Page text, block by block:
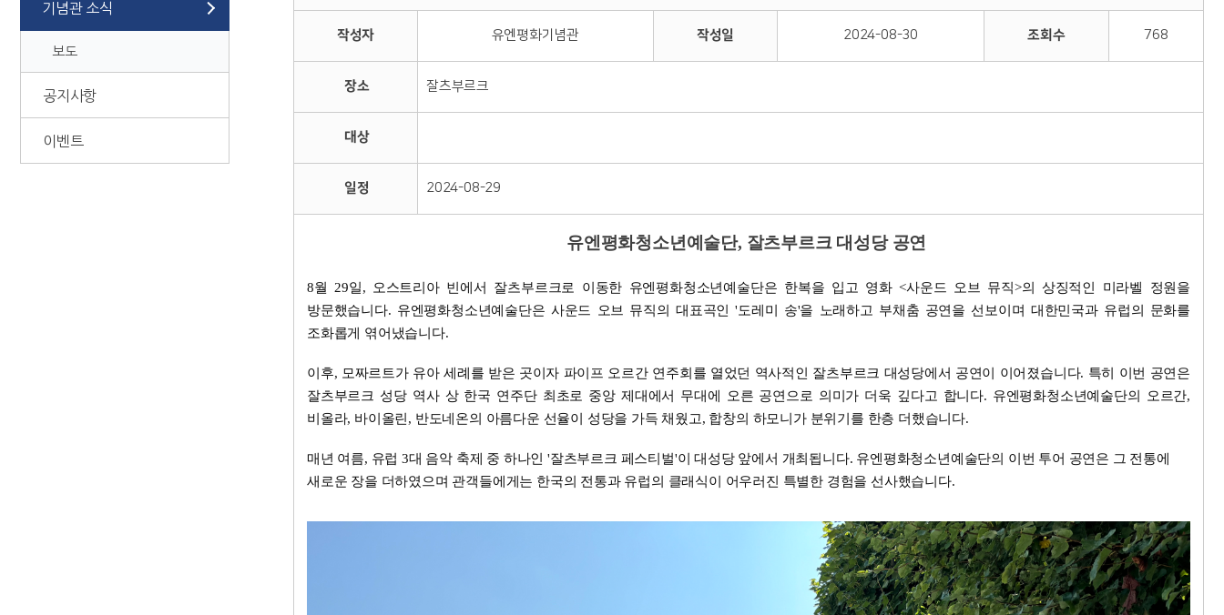
기념관 소식
보도
공지사항
이벤트
작성자 유엔평화기념관 작성일 2024-08-30 조회수 768
장소 잘츠부르크
대상
일정 2024-08-29
유엔평화청소년예술단, 잘츠부르크 대성당 공연
8월 29일, 오스트리아 빈에서 잘츠부르크로 이동한 유엔평화청소년예술단은 한복을 입고 영화 <사운드 오브 뮤직>의 상징적인 미라벨 정원을
방문했습니다. 유엔평화청소년예술단은 사운드 오브 뮤직의 대표곡인 '도레미 송'을 노래하고 부채춤 공연을 선보이며 대한민국과 유럽의 문화를
조화롭게 엮어냈습니다.
이후, 모짜르트가 유아 세례를 받은 곳이자 파이프 오르간 연주회를 열었던 역사적인 잘츠부르크 대성당에서 공연이 이어졌습니다. 특히 이번 공연은
잘츠부르크 성당 역사 상 한국 연주단 최초로 중앙 제대에서 무대에 오른 공연으로 의미가 더욱 깊다고 합니다. 유엔평화청소년예술단의 오르간,
비올라, 바이올린, 반도네온의 아름다운 선율이 성당을 가득 채웠고, 합창의 하모니가 분위기를 한층 더했습니다.
매년 여름, 유럽 3대 음악 축제 중 하나인 '잘츠부르크 페스티벌'이 대성당 앞에서 개최됩니다. 유엔평화청소년예술단의 이번 투어 공연은 그 전통에
새로운 장을 더하였으며 관객들에게는 한국의 전통과 유럽의 클래식이 어우러진 특별한 경험을 선사했습니다.